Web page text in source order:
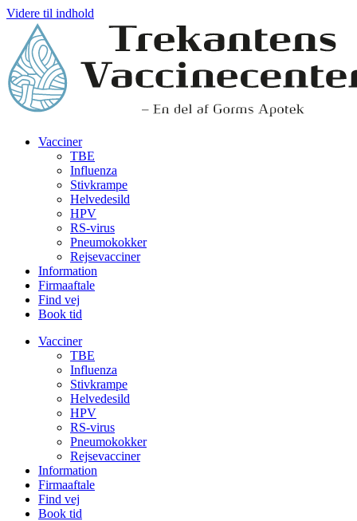
Videre til indhold
Vacciner
TBE
Influenza
Stivkrampe
Helvedesild
HPV
RS-virus
Pneumokokker
Rejsevacciner
Information
Firmaaftale
Find vej
Book tid
Vacciner
TBE
Influenza
Stivkrampe
Helvedesild
HPV
RS-virus
Pneumokokker
Rejsevacciner
Information
Firmaaftale
Find vej
Book tid